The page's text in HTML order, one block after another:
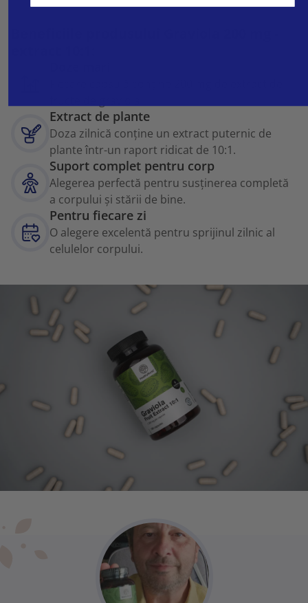
Extract de plante
Doza zilnică conține un extract puternic de
plante într-un raport ridicat de 10:1.
Suport complet pentru corp
Alegerea perfectă pentru susținerea completă
a corpului și stării de bine.
Pentru fiecare zi
O alegere excelentă pentru sprijinul zilnic al
celulelor corpului.